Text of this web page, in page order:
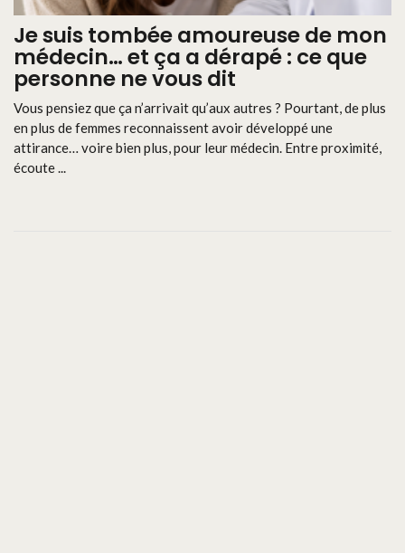
Je suis tombée amoureuse de mon
médecin… et ça a dérapé : ce que
personne ne vous dit
Vous pensiez que ça n’arrivait qu’aux autres ? Pourtant, de plus
en plus de femmes reconnaissent avoir développé une
attirance… voire bien plus, pour leur médecin. Entre proximité,
écoute ...